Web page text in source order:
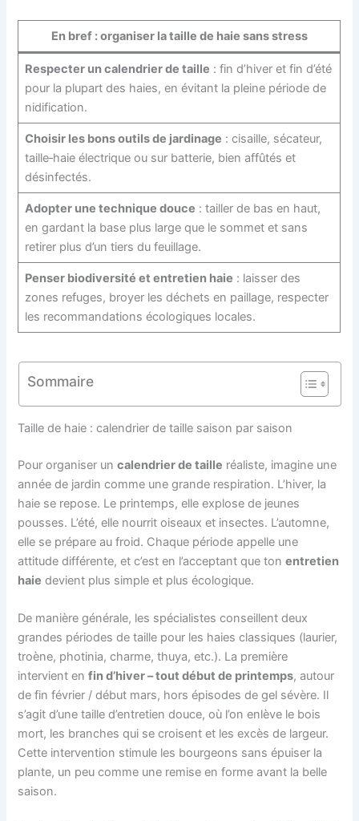
En bref : organiser la taille de haie sans stress
Respecter un calendrier de taille : fin d’hiver et fin d’été
pour la plupart des haies, en évitant la pleine période de
nidification.
Choisir les bons outils de jardinage : cisaille, sécateur,
taille‑haie électrique ou sur batterie, bien affûtés et
désinfectés.
Adopter une technique douce : tailler de bas en haut,
en gardant la base plus large que le sommet et sans
retirer plus d’un tiers du feuillage.
Penser biodiversité et entretien haie : laisser des
zones refuges, broyer les déchets en paillage, respecter
les recommandations écologiques locales.
Sommaire
Taille de haie : calendrier de taille saison par saison
Pour organiser uncalendrier de taille réaliste, imagine une
année de jardin comme une grande respiration. L’hiver, la
haie se repose. Le printemps, elle explose de jeunes
pousses. L’été, elle nourrit oiseaux et insectes. L’automne,
elle se prépare au froid. Chaque période appelle une
attitude différente, et c’est en l’acceptant que tonentretien
haie devient plus simple et plus écologique.
De manière générale, les spécialistes conseillent deux
grandes périodes de taille pour les haies classiques (laurier,
troène, photinia, charme, thuya, etc.). La première
intervient enfin d’hiver – tout début de printemps, autour
de fin février / début mars, hors épisodes de gel sévère. Il
s’agit d’une taille d’entretien douce, où l’on enlève le bois
mort, les branches qui se croisent et les excès de largeur.
Cette intervention stimule les bourgeons sans épuiser la
plante, un peu comme une remise en forme avant la belle
saison.